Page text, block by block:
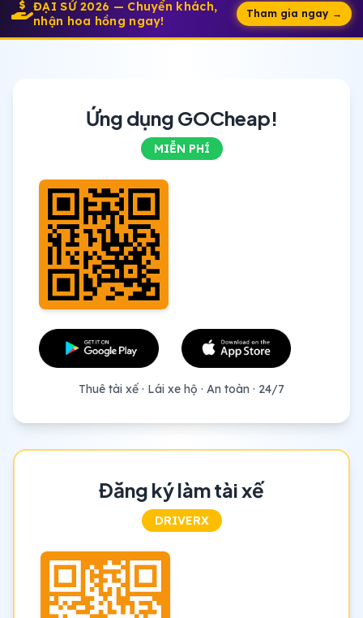
ĐẠI SỨ 2026 — Chuyển khách,
nhận hoa hồng ngay!
Tham gia ngay →
Ứng dụng GOCheap!
MIỄN PHÍ
Thuê tài xế · Lái xe hộ · An toàn · 24/7
Đăng ký làm tài xế
DRIVERX